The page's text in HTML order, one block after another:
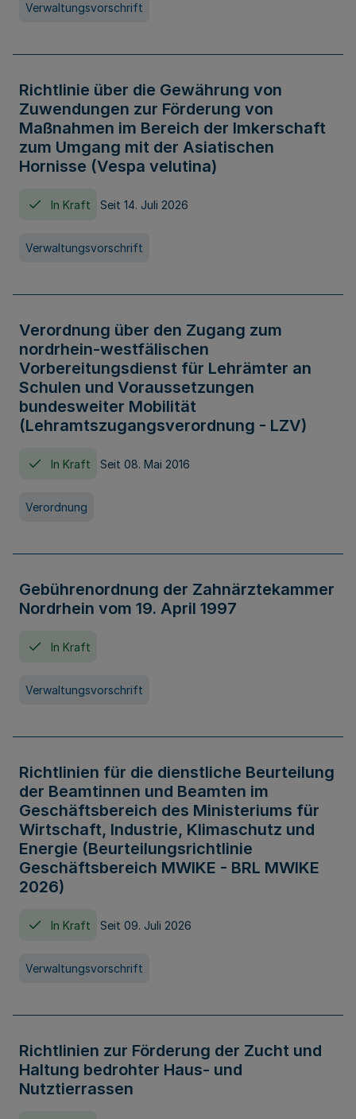
Verwaltungsvorschrift
Richtlinie über die Gewährung von
Zuwendungen zur Förderung von
Maßnahmen im Bereich der Imkerschaft
zum Umgang mit der Asiatischen
Hornisse (Vespa velutina)
In Kraft Seit 14. Juli 2026
Verwaltungsvorschrift
Verordnung über den Zugang zum
nordrhein-westfälischen
Vorbereitungsdienst für Lehrämter an
Schulen und Voraussetzungen
bundesweiter Mobilität
(Lehramtszugangsverordnung - LZV)
In Kraft Seit 08. Mai 2016
Verordnung
Gebührenordnung der Zahnärztekammer
Nordrhein vom 19. April 1997
In Kraft
Verwaltungsvorschrift
Richtlinien für die dienstliche Beurteilung
der Beamtinnen und Beamten im
Geschäftsbereich des Ministeriums für
Wirtschaft, Industrie, Klimaschutz und
Energie (Beurteilungsrichtlinie
Geschäftsbereich MWIKE - BRL MWIKE
2026)
In Kraft Seit 09. Juli 2026
Verwaltungsvorschrift
Richtlinien zur Förderung der Zucht und
Haltung bedrohter Haus- und
Nutztierrassen